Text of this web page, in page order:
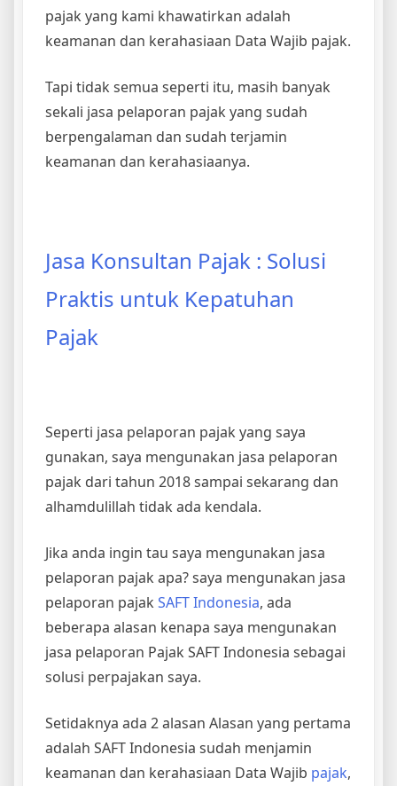
pajak yang kami khawatirkan adalah
keamanan dan kerahasiaan Data Wajib pajak.
Tapi tidak semua seperti itu, masih banyak
sekali jasa pelaporan pajak yang sudah
berpengalaman dan sudah terjamin
keamanan dan kerahasiaanya.
Jasa Konsultan Pajak : Solusi
Praktis untuk Kepatuhan
Pajak
Seperti jasa pelaporan pajak yang saya
gunakan, saya mengunakan jasa pelaporan
pajak dari tahun 2018 sampai sekarang dan
alhamdulillah tidak ada kendala.
Jika anda ingin tau saya mengunakan jasa
pelaporan pajak apa? saya mengunakan jasa
pelaporan pajak SAFT Indonesia, ada
beberapa alasan kenapa saya mengunakan
jasa pelaporan Pajak SAFT Indonesia sebagai
solusi perpajakan saya.
Setidaknya ada 2 alasan Alasan yang pertama
adalah SAFT Indonesia sudah menjamin
keamanan dan kerahasiaan Data Wajib pajak,